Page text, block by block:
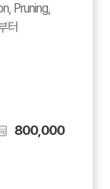
Pruning,
터
800,000